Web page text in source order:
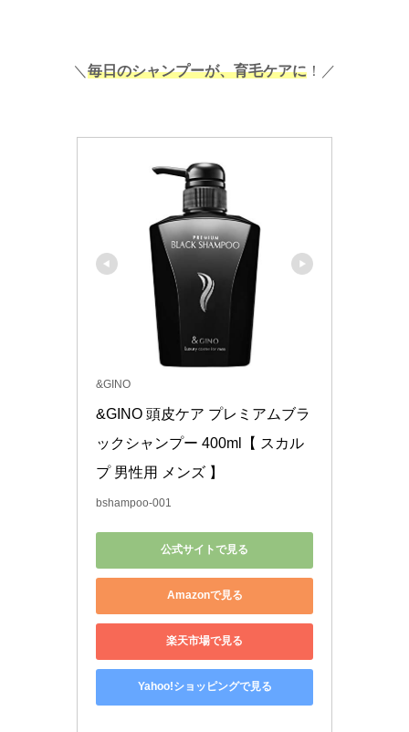
＼ 毎日のシャンプーが、育毛ケアに ！／
&GINO
&GINO 頭皮ケア プレミアムブラ
ックシャンプー 400ml【 スカル
プ 男性用 メンズ 】
bshampoo-001
公式サイトで見る
Amazonで見る
楽天市場で見る
Yahoo!ショッピングで見る